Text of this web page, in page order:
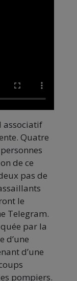
associatif
Quatre
de ce
pas de
le
Telegram.
par la
d’une
d’une
pompiers.